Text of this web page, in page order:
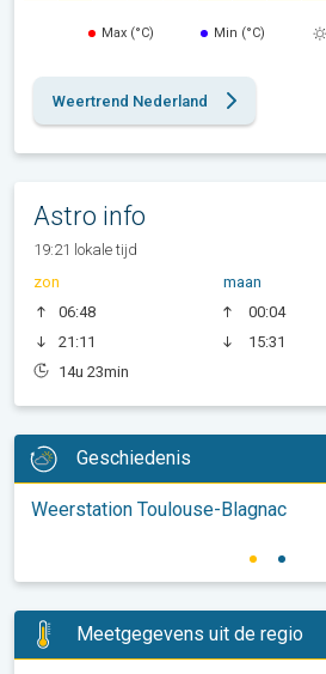
Max (°C) Min (°C)
Weertrend Nederland
Astro info
19:21 lokale tijd
zon
06:48
21:11
14u 23min
maan
00:04
15:31
Geschiedenis
Weerstation Toulouse-Blagnac
Meetgegevens uit de regio